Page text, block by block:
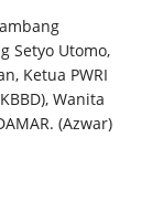
Setyo Utomo,
Ketua PWRI
Wanita
(Azwar)